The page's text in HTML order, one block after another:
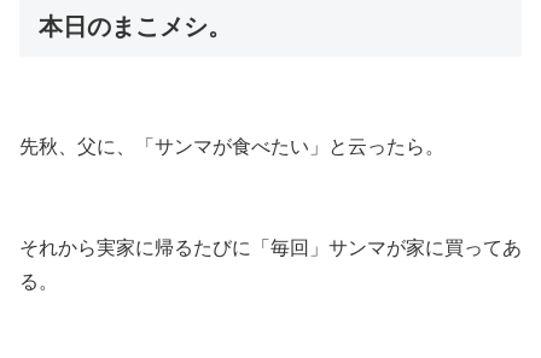
本日のまこメシ。
先秋、父に、「サンマが食べたい」と云ったら。
それから実家に帰るたびに「毎回」サンマが家に買ってあ
る。